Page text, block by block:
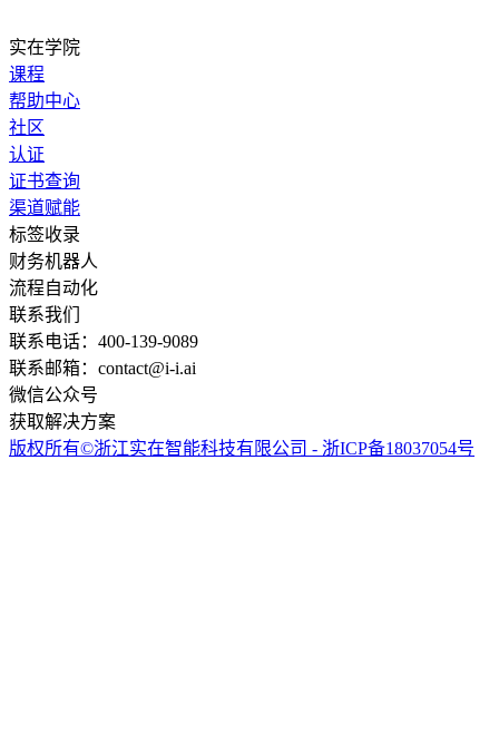
实在学院
课程
帮助中心
社区
认证
证书查询
渠道赋能
标签收录
财务机器人
流程自动化
联系我们
联系电话：400-139-9089
联系邮箱：contact@i-i.ai
微信公众号
获取解决方案
版权所有©浙江实在智能科技有限公司 - 浙ICP备18037054号